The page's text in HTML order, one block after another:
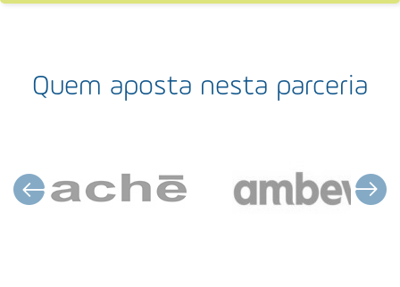
Quem aposta nesta parceria